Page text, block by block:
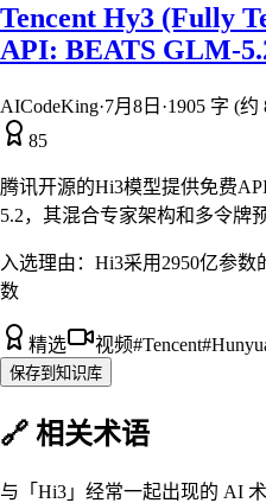
Tencent Hy3 (Fully
API: BEATS GLM-
AICodeKing·7月8日 ·1905 字 (约
85
腾讯开源的Hi3模型提供免费
5.2，其混合专家架构和多令牌
入选理由： Hi3采用2950亿参数
数
精选 视频#Tencent#
保存到知识库
🔗 相关术语
与「 Hi3 」经常一起出现的 AI 术